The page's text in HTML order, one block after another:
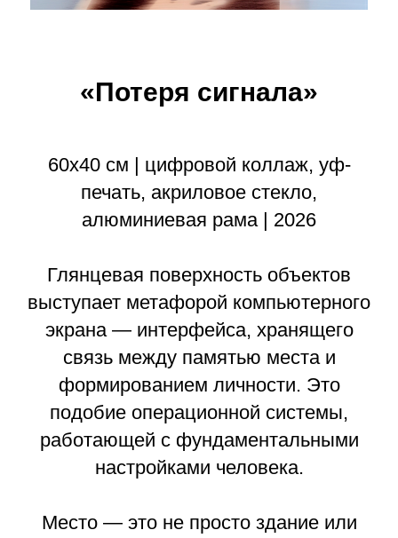
«Потеря сигнала»
60х40 см | цифровой коллаж, уф-
печать, акриловое стекло,
алюминиевая рама | 2026
Глянцевая поверхность объектов
выступает метафорой компьютерного
экрана — интерфейса, хранящего
связь между памятью места и
формированием личности. Это
подобие операционной системы,
работающей с фундаментальными
настройками человека.
Место — это не просто здание или